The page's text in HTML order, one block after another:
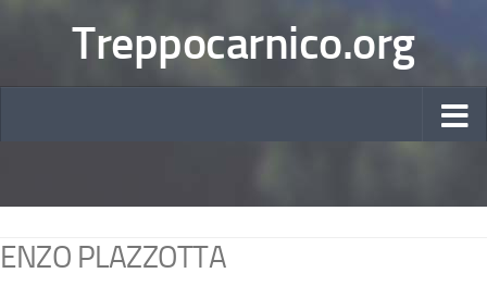
Treppocarnico.org
ENZO PLAZZOTTA